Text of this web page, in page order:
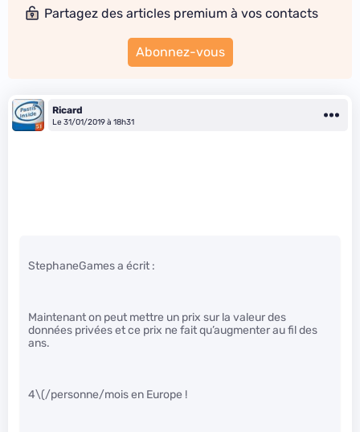
Partagez des articles premium à vos contacts
Abonnez-vous
Ricard
Le 31/01/2019 à 18h31
StephaneGames a écrit :
Maintenant on peut mettre un prix sur la valeur des
données privées et ce prix ne fait qu’augmenter au fil des
ans.
4\(/personne/mois en Europe !